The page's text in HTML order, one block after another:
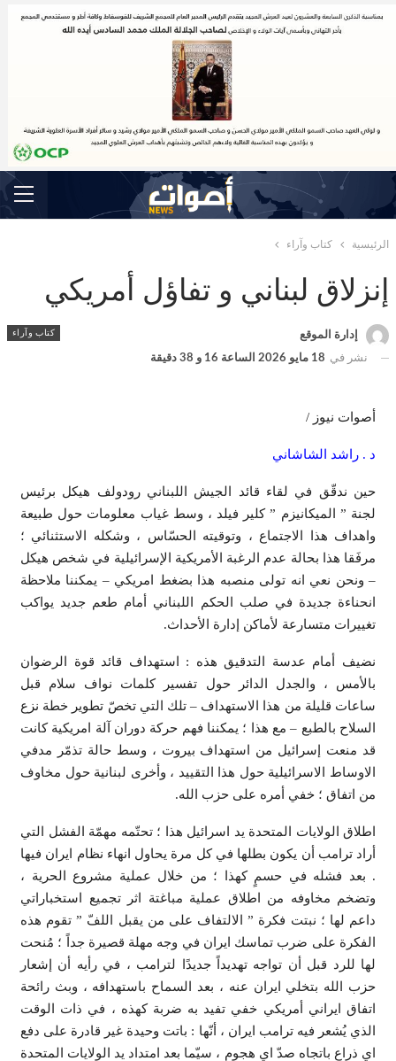
الرئيسية كتاب وآراء
إنزلاق لبناني و تفاؤل أمريكي
كتاب وآراء إدارة الموقع
نشر في 18 مايو 2026 الساعة 16 و 38 دقيقة
أصوات نيوز /
د . راشد الشاشاني
حين ندقّق في لقاء قائد الجيش اللبناني رودولف هيكل برئيس
لجنة ” الميكانيزم ” كلير فيلد ، وسط غياب معلومات حول طبيعة
واهداف هذا الاجتماع ، وتوقيته الحسّاس ، وشكله الاستثنائي ؛
مرفَقا هذا بحالة عدم الرغبة الأمريكية الإسرائيلية في شخص هيكل
– ونحن نعي انه تولى منصبه هذا بضغط امريكي – يمكننا ملاحظة
انحناءة جديدة في صلب الحكم اللبناني أمام طعم جديد يواكب
تغييرات متسارعة لأماكن إدارة الأحداث.
نضيف أمام عدسة التدقيق هذه : استهداف قائد قوة الرضوان
بالأمس ، والجدل الدائر حول تفسير كلمات نواف سلام قبل
ساعات قليلة من هذا الاستهداف – تلك التي تخصّ تطوير خطة نزع
السلاح بالطبع – مع هذا ؛ يمكننا فهم حركة دوران آلة امريكية كانت
قد منعت إسرائيل من استهداف بيروت ، وسط حالة تذمّر مدفي
الاوساط الاسرائيلية حول هذا التقييد ، وأخرى لبنانية حول مخاوف
من اتفاق ؛ خفي أمره على حزب الله.
اطلاق الولايات المتحدة يد اسرائيل هذا ؛ تحتّمه مهمّة الفشل التي
أراد ترامب أن يكون بطلها في كل مرة يحاول انهاء نظام ايران فيها
. بعد فشله في حسمٍ كهذا ؛ من خلال عملية مشروع الحرية ،
وتضخم مخاوفه من اطلاق عملية مباغتة اثر تجميع استخباراتي
داعم لها ؛ نبتت فكرة ” الالتفاف على من يقبل اللفّ ” تقوم هذه
الفكرة على ضرب تماسك ايران في وجه مهلة قصيرة جداً ؛ مُنحت
لها للرد قبل أن تواجه تهديداً جديدًا لترامب ، في رأيه أن إشعار
حزب الله بتخلي ايران عنه ، بعد السماح باستهدافه ، وبث رائحة
اتفاق ايراني أمريكي خفي تفيد به ضربة كهذه ، في ذات الوقت
الذي يُشعر فيه ترامب ايران ، أنّها : باتت وحيدة غير قادرة على دفع
اي ذراع باتجاه صدّ اي هجوم ، سيّما بعد امتداد يد الولايات المتحدة